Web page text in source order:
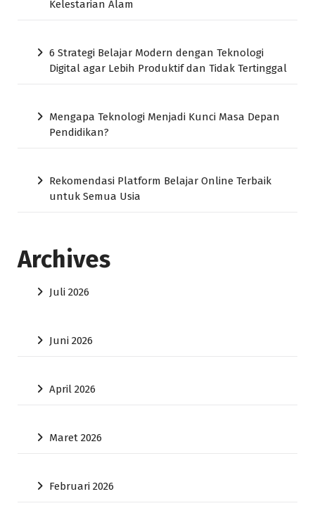
Kelestarian Alam
6 Strategi Belajar Modern dengan Teknologi
Digital agar Lebih Produktif dan Tidak Tertinggal
Mengapa Teknologi Menjadi Kunci Masa Depan
Pendidikan?
Rekomendasi Platform Belajar Online Terbaik
untuk Semua Usia
Archives
Juli 2026
Juni 2026
April 2026
Maret 2026
Februari 2026